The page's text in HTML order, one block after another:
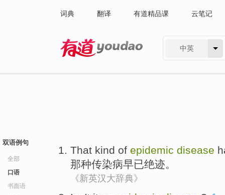
词典 翻译 有道精品课 云笔记
中英
双语例句
全部
口语
书面语
That kind of epidemic disease
那种传染病早已绝迹。
《新英汉大辞典》